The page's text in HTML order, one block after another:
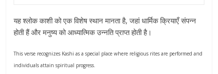
यह श्लोक काशी को एक विशेष स्थान मानता है, जहां धार्मिक क्रियाएँ संपन्न
होती हैं और मनुष्य को आध्यात्मिक उन्नति प्राप्त होती है।
This verse recognizes Kashi as a special place where religious rites are performed and
individuals attain spiritual progress.